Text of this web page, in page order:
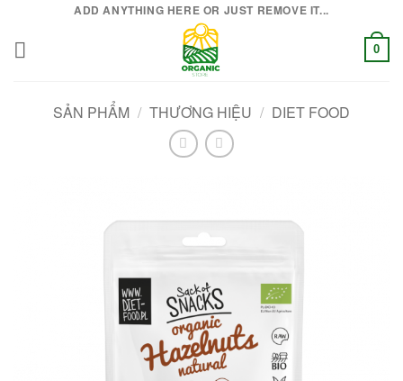
nội
ADD ANYTHING HERE OR JUST REMOVE IT...
0
SẢN PHẨM / THƯƠNG HIỆU / DIET FOOD